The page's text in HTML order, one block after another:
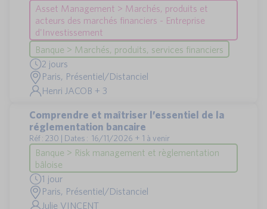
Asset Management > Marchés, produits et
acteurs des marchés financiers - Entreprise
d'Investissement
Banque > Marchés, produits, services financiers
2 jours
Paris, Présentiel/Distanciel
Henri JACOB + 3
Comprendre et maîtriser l’essentiel de la
réglementation bancaire
Réf : 230 | Dates : 16/11/2026 + 1 à venir
Banque > Risk management et règlementation
bâloise
1 jour
Paris, Présentiel/Distanciel
Julie VINCENT